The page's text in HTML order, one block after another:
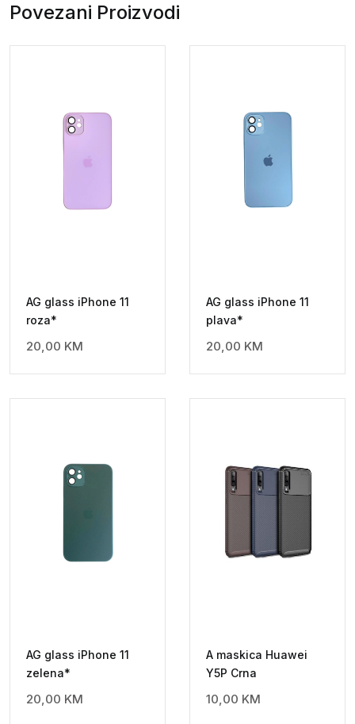
Povezani Proizvodi
AG glass iPhone 11
roza*
20,00 KM
AG glass iPhone 11
plava*
20,00 KM
AG glass iPhone 11
zelena*
20,00 KM
A maskica Huawei
Y5P Crna
10,00 KM